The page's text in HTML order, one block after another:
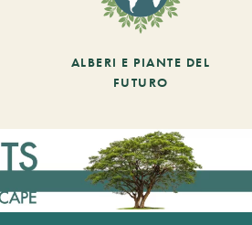
ALBERI E PIANTE DEL
FUTURO